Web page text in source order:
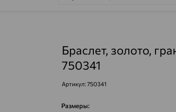
Браслет, золото,
750341
Артикул: 750341
Размеры: